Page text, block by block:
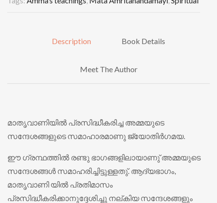
Description Book Details
Meet The Author
മാതൃവാണിയില്‍ പ്രസിദ്ധീകരിച്ച അമ്മയുടെ
സന്ദേശങ്ങളുടെ സമാഹാരമാണു ജ്യോതിര്‍ഗമയ.
ഈ ഗ്രന്ഥത്തില്‍ രണ്ടു ഭാഗങ്ങളിലായാണു് അമ്മയുടെ
സന്ദേശങ്ങള്‍ സമാഹരിച്ചിട്ടുള്ളതു്. ആദ്യഭാഗം,
മാതൃവാണി യില്‍ പ്രതിമാസം
പ്രസിദ്ധീകരിക്കാനുദ്ദേശിച്ചു നല്കിയ സന്ദേശങ്ങളും